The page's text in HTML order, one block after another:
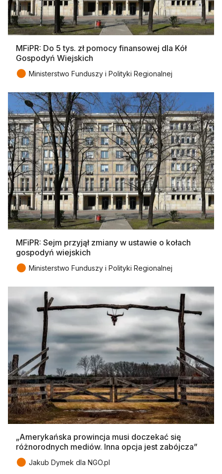
MFiPR: Do 5 tys. zł pomocy finansowej dla Kół
Gospodyń Wiejskich
● Ministerstwo Funduszy i Polityki Regionalnej
MFiPR: Sejm przyjął zmiany w ustawie o kołach
gospodyń wiejskich
● Ministerstwo Funduszy i Polityki Regionalnej
„Amerykańska prowincja musi doczekać się
różnorodnych mediów. Inna opcja jest zabójcza”
● Jakub Dymek dla NGO.pl